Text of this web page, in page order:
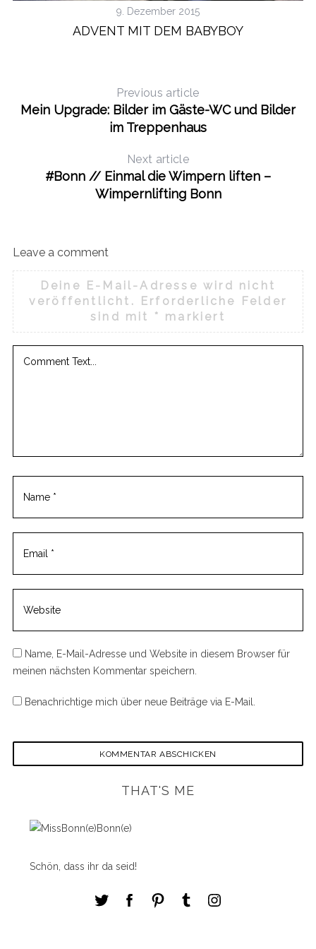
9. Dezember 2015
ADVENT MIT DEM BABYBOY
Previous article
Mein Upgrade: Bilder im Gäste-WC und Bilder
im Treppenhaus
Next article
#Bonn // Einmal die Wimpern liften –
Wimpernlifting Bonn
Leave a comment
Deine E-Mail-Adresse wird nicht
veröffentlicht.
Erforderliche Felder
sind mit * markiert
Name, E-Mail-Adresse und Website in diesem Browser für
meinen nächsten Kommentar speichern.
Benachrichtige mich über neue Beiträge via E-Mail.
THAT'S ME
Schön, dass ihr da seid!
r
f